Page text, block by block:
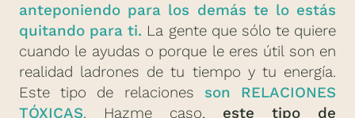
anteponiendo para los demás te lo estás
quitando para ti. La gente que sólo te quiere
cuando le ayudas o porque le eres útil son en
realidad ladrones de tu tiempo y tu energía.
Este tipo de relaciones son RELACIONES
TÓXICAS. Hazme caso, este tipo de